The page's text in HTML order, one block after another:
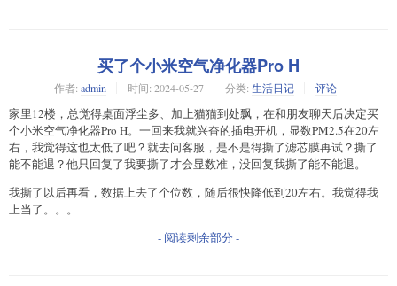
买了个小米空气净化器Pro H
作者: admin 时间: 2024-05-27 分类: 生活日记 评论
家里12楼，总觉得桌面浮尘多、加上猫猫到处飘，在和朋友聊天后决定买
个小米空气净化器Pro H。一回来我就兴奋的插电开机，显数PM2.5在20左
右，我觉得这也太低了吧？就去问客服，是不是得撕了滤芯膜再试？撕了
能不能退？他只回复了我要撕了才会显数准，没回复我撕了能不能退。
我撕了以后再看，数据上去了个位数，随后很快降低到20左右。我觉得我
上当了。。。
- 阅读剩余部分 -